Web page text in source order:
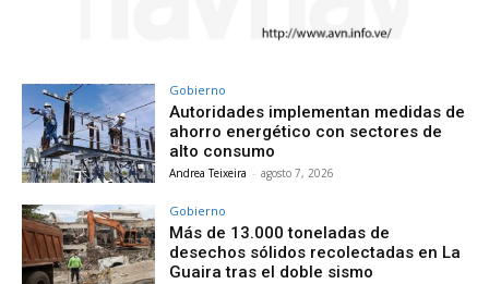
Gobierno
Autoridades implementan medidas de
ahorro energético con sectores de
alto consumo
Andrea Teixeira - agosto 7, 2026
Gobierno
Más de 13.000 toneladas de
desechos sólidos recolectadas en La
Guaira tras el doble sismo